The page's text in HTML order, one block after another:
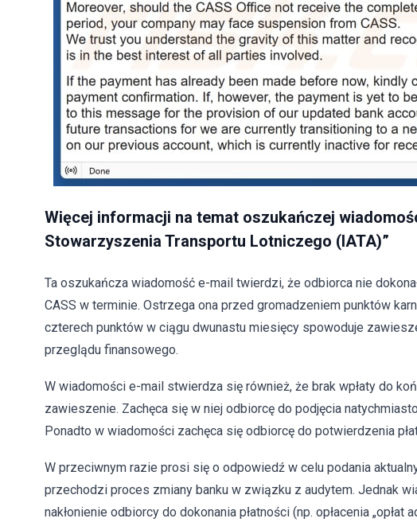
Więcej informacji na temat oszukańczej
Stowarzyszenia Transportu Lotniczego (IATA)”
Ta oszukańcza wiadomość e-mail twierdzi, że odbiorca nie
CASS w terminie. Ostrzega ona przed gromadzeniem punktów
czterech punktów w ciągu dwunastu miesięcy spowoduje
przeglądu finansowego.
W wiadomości e-mail stwierdza się również, że brak wpłaty do
zawieszenie. Zachęca się w niej odbiorcę do podjęcia
Ponadto w wiadomości zachęca się odbiorcę do potwierdzenia
W przeciwnym razie prosi się o odpowiedź w celu podania
przechodzi proces zmiany banku w związku z audytem. Jednak
nakłonienie odbiorcy do dokonania płatności (np. opłacenia